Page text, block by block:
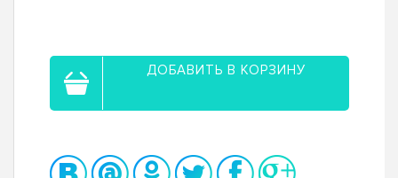
ДОБАВИТЬ В КОРЗИНУ